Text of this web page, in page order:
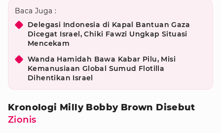
Baca Juga :
Delegasi Indonesia di Kapal Bantuan Gaza
Dicegat Israel, Chiki Fawzi Ungkap Situasi
Mencekam
Wanda Hamidah Bawa Kabar Pilu, Misi
Kemanusiaan Global Sumud Flotilla
Dihentikan Israel
Kronologi Milly Bobby Brown Disebut
Zionis